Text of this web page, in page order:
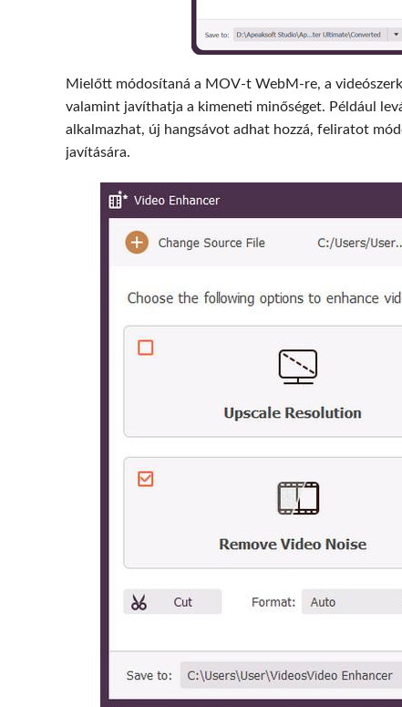
Mielőtt módosítaná a MOV-t WebM-re, a
valamint javíthatja a kimeneti minőséget. Például
alkalmazhat, új hangsávot adhat hozzá, feliratot
javítására.